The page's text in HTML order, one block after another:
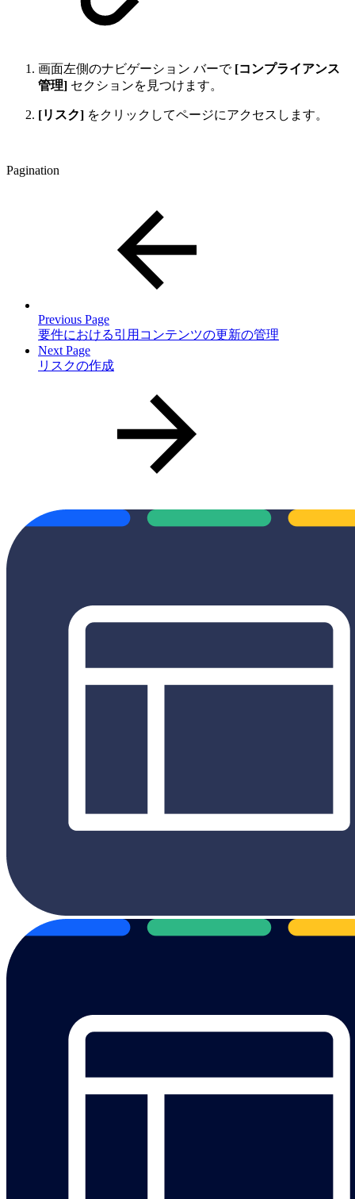
画面左側のナビゲーション バーで [コンプライアンス
管理] セクションを見つけます。
[リスク] をクリックしてページにアクセスします。
Pagination
Previous Page
要件における引用コンテンツの更新の管理
Next Page
リスクの作成